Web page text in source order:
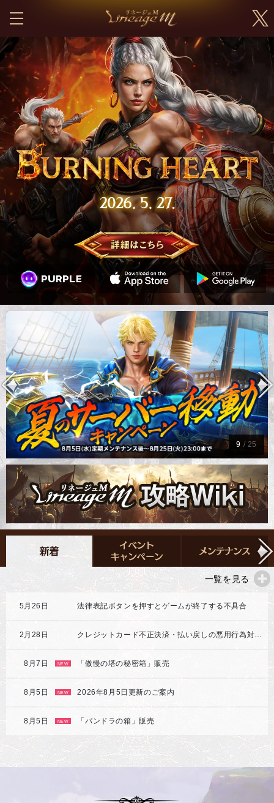
9 / 25
一覧を見る
5月26日 法律表記ボタンを押すとゲームが終了する不具合
2月28日
8月7日 NEW 「傲慢の塔の秘密箱」販売
8月5日 NEW 2026年8月5日更新のご案内
8月5日 NEW 「パンドラの箱」販売